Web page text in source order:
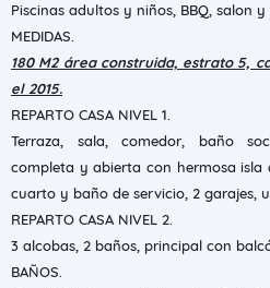
Piscinas adultos y niños, BBQ, salon y
MEDIDAS.
180 M2 área construida, estrato 5,
el 2015.
REPARTO CASA NIVEL 1.
Terraza, sala, comedor, baño
completa y abierta con hermosa isla
cuarto y baño de servicio, 2 garajes,
REPARTO CASA NIVEL 2.
3 alcobas, 2 baños, principal con
BAÑOS.